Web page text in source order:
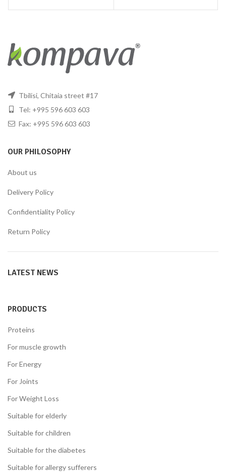
Tbilisi, Chitaia street #17
Tel: +995 596 603 603
Fax: +995 596 603 603
OUR PHILOSOPHY
About us
Delivery Policy
Confidentiality Policy
Return Policy
LATEST NEWS
PRODUCTS
Proteins
For muscle growth
For Energy
For Joints
For Weight Loss
Suitable for elderly
Suitable for children
Suitable for the diabetes
Suitable for allergy sufferers